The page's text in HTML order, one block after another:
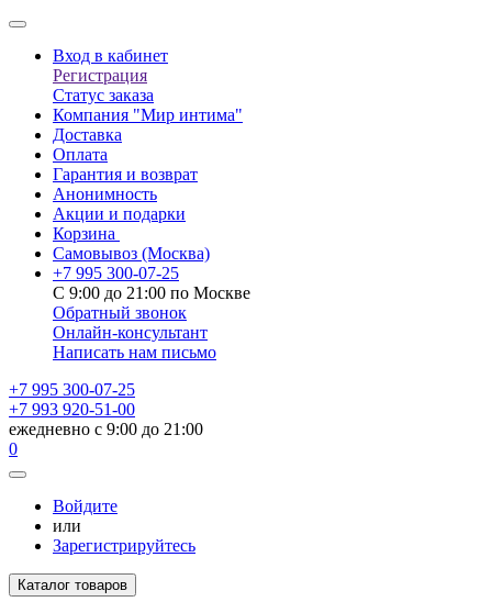
Вход в кабинет
Регистрация
Статус заказа
Компания "Мир интима"
Доставка
Оплата
Гарантия и возврат
Анонимность
Акции и подарки
Корзина
Самовывоз (Москва)
+7 995 300-07-25
С 9:00 до 21:00 по Москве
Обратный звонок
Онлайн-консультант
Написать нам письмо
+7 995 300-07-25
+7 993 920-51-00
ежедневно с 9:00 до 21:00
0
Войдите
или
Зарегистрируйтесь
Каталог товаров